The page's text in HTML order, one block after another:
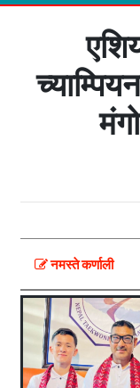
नमस्ते कर्णाली